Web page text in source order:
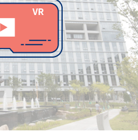
행정박물 영상 기록물
50 +1주년 광장